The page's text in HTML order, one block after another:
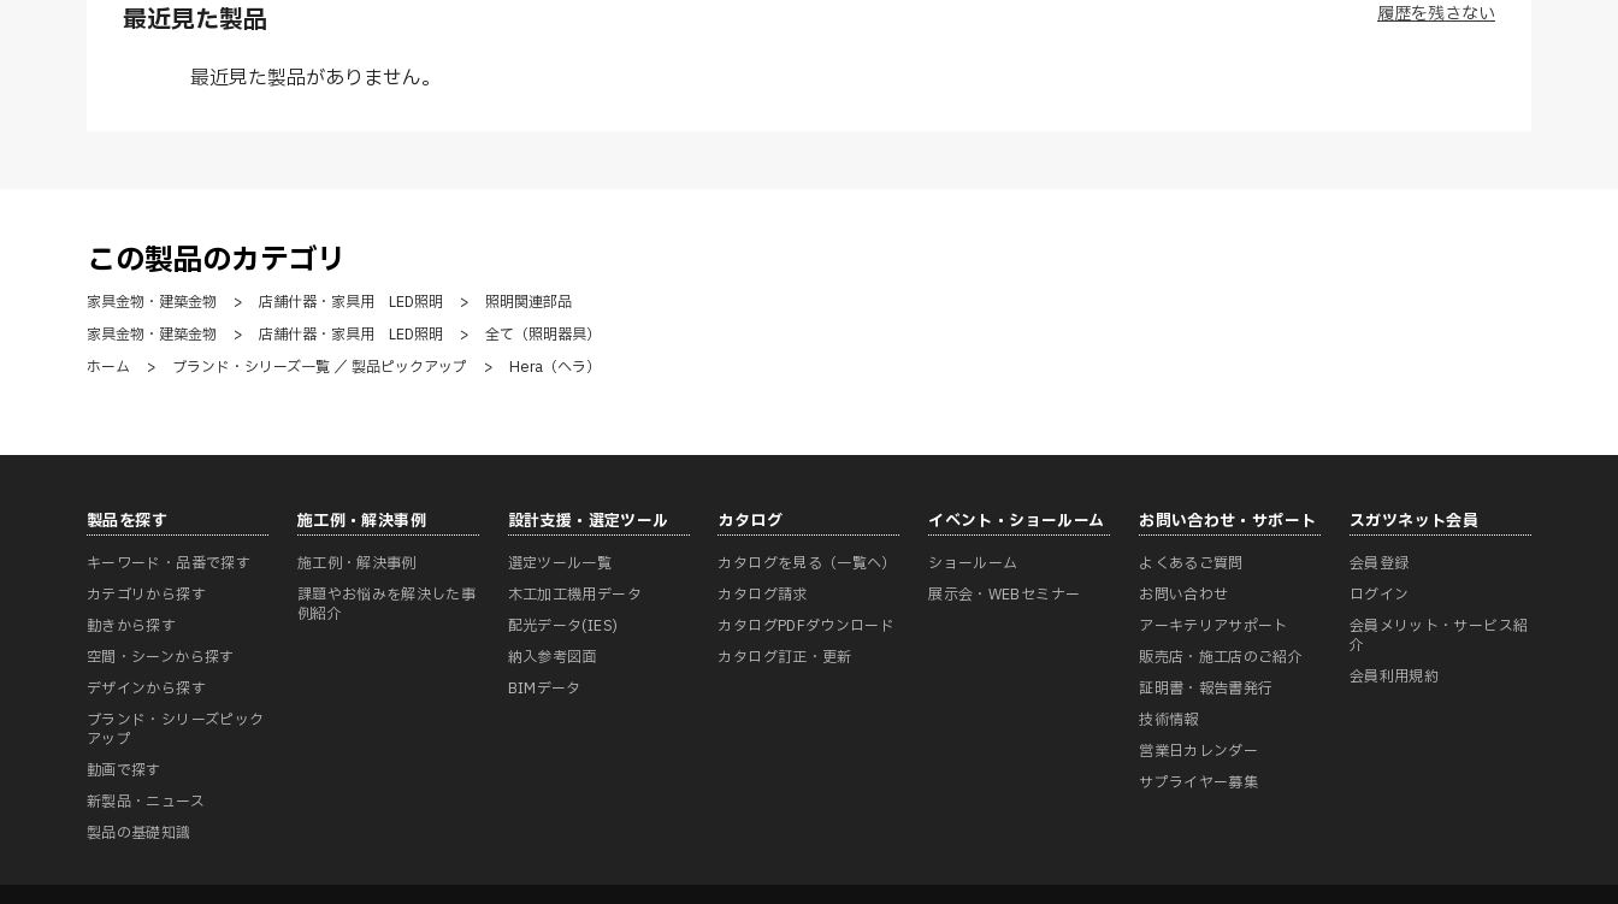
最近見た製品
最近見た製品がありません。
履歴を残さない
この製品のカテゴリ
家具金物・建築金物 > 店舗什器・家具用 LED照明 >
照明関連部品
家具金物・建築金物
> 店舗什器・家具用 LED照明 >
全て（照明器具）
ホーム
> ブランド・シリーズ一覧 ／ 製品ピックアップ > Hera（ヘラ）
製品を探す
キーワード・品番で探す
カテゴリから探す
動きから探す
空間・シーンから探す
デザインから探す
ブランド・シリーズピック
アップ
動画で探す
新製品・ニュース
製品の基礎知識
施工例・解決事例
施工例・解決事例
課題やお悩みを解決した事
例紹介
設計支援・選定ツール
選定ツール一覧
木工加工機用データ
配光データ(IES)
納入参考図面
BIMデータ
カタログ
カタログを見る（一覧へ）
カタログ請求
カタログPDFダウンロード
カタログ訂正・更新
イベント・ショールーム
ショールーム
展示会・WEBセミナー
お問い合わせ・サポート
よくあるご質問
お問い合わせ
アーキテリアサポート
販売店・施工店のご紹介
証明書・報告書発行
技術情報
営業日カレンダー
サプライヤー募集
スガツネット会員
会員登録
ログイン
会員メリット・サービス紹
介
会員利用規約